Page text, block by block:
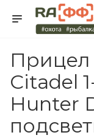
Citadel
Hunter